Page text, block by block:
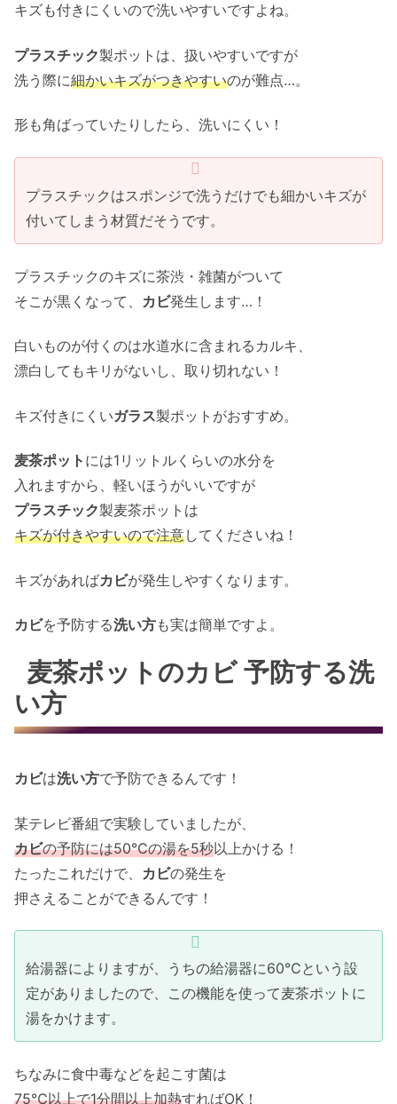
キズも付きにくいので洗いやすいですよね。
プラスチック製ポットは、扱いやすいですが
洗う際に細かいキズがつきやすいのが難点…。
形も角ばっていたりしたら、洗いにくい！
プラスチックはスポンジで洗うだけでも細かいキズが
付いてしまう材質だそうです。
プラスチックのキズに茶渋・雑菌がついて
そこが黒くなって、 カビ発生します…！
白いものが付くのは水道水に含まれるカルキ、
漂白してもキリがないし、取り切れない！
キズ付きにくいガラス製ポットがおすすめ。
麦茶ポット には1リットルくらいの水分を
入れますから、軽いほうがいいですが
プラスチック製麦茶ポットは
キズが付きやすいので注意してくださいね！
キズがあればカビが発生しやすくなります。
カビを予防する洗い方も実は簡単ですよ。
麦茶ポットのカビ 予防する洗
い方
カビは洗い方で予防できるんです！
某テレビ番組で実験していましたが、
カビの予防には50℃の湯を5秒以上かける！
たったこれだけで、 カビの発生を
押さえることができるんです！
給湯器によりますが、うちの給湯器に60℃という設
定がありましたので、この機能を使って麦茶ポットに
湯をかけます。
ちなみに食中毒などを起こす菌は
75℃以上で1分間以上加熱すればOK！